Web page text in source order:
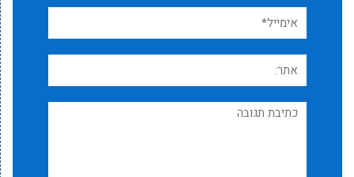
אימייל*
אתר:
תגובה